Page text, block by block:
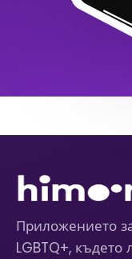
Приложението
LGBTQ+,